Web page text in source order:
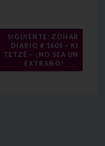
SIGUIENTE: ZOHAR
DIARIO # 1608 – KI
TETZÉ – ¡NO SEA UN
EXTRAÑO!
→